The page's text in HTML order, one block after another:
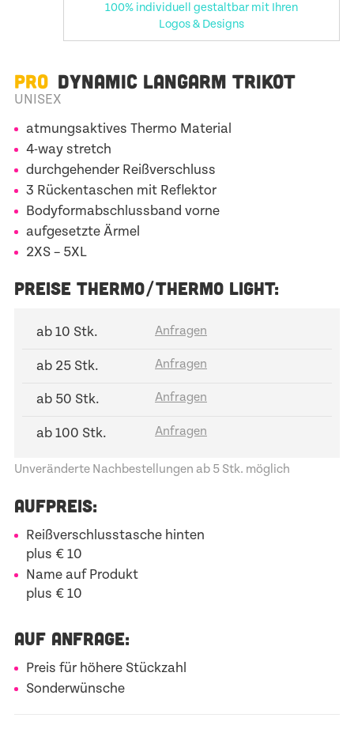
100% individuell gestaltbar mit Ihren
Logos & Designs
PRO DYNAMIC LANGARM TRIKOT
UNISEX
atmungsaktives Thermo Material
4-way stretch
durchgehender Reißverschluss
3 Rückentaschen mit Reflektor
Bodyformabschlussband vorne
aufgesetzte Ärmel
2XS – 5XL
PREISE THERMO/THERMO LIGHT:
ab 10 Stk.
ab 25 Stk.
ab 50 Stk.
ab 100 Stk.
Unveränderte Nachbestellungen ab 5 Stk. möglich
AUFPREIS:
Reißverschlusstasche hinten
plus € 10
Name auf Produkt
plus € 10
AUF ANFRAGE:
Preis für höhere Stückzahl
Sonderwünsche